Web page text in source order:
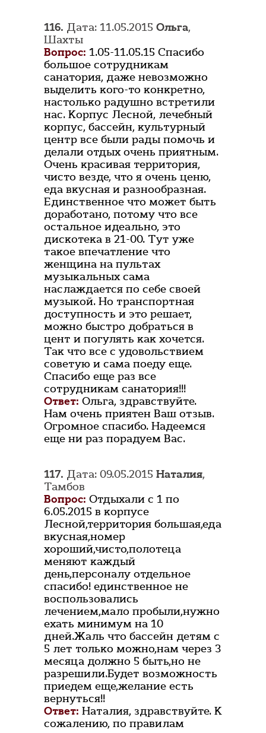
116. Дата: 11.05.2015 Ольга,
Шахты
Вопрос: 1.05-11.05.15 Спасибо
большое сотрудникам
санатория, даже невозможно
выделить кого-то конкретно,
настолько радушно встретили
нас. Корпус Лесной, лечебный
корпус, бассейн, культурный
центр все были рады помочь и
делали отдых очень приятным.
Очень красивая территория,
чисто везде, что я очень ценю,
еда вкусная и разнообразная.
Единственное что может быть
доработано, потому что все
остальное идеально, это
дискотека в 21-00. Тут уже
такое впечатление что
женщина на пультах
музыкальных сама
наслаждается по себе своей
музыкой. Но транспортная
доступность и это решает,
можно быстро добраться в
цент и погулять как хочется.
Так что все с удовольствием
советую и сама поеду еще.
Спасибо еще раз все
сотрудникам санатория!!!
Ответ: Ольга, здравствуйте.
Нам очень приятен Ваш отзыв.
Огромное спасибо. Надеемся
еще ни раз порадуем Вас.
117. Дата: 09.05.2015 Наталия,
Тамбов
Вопрос: Отдыхали с 1 по
6.05.2015 в корпусе
Лесной,территория большая,еда
вкусная,номер
хороший,чисто,полотеца
меняют каждый
день,персоналу отдельное
спасибо! единственное не
воспользовались
лечением,мало пробыли,нужно
ехать минимум на 10
дней.Жаль что бассейн детям с
5 лет только можно,нам через 3
месяца должно 5 быть,но не
разрешили.Будет возможность
приедем еще,желание есть
вернуться!!
Ответ: Наталия, здравствуйте. К
сожалению, по правилам